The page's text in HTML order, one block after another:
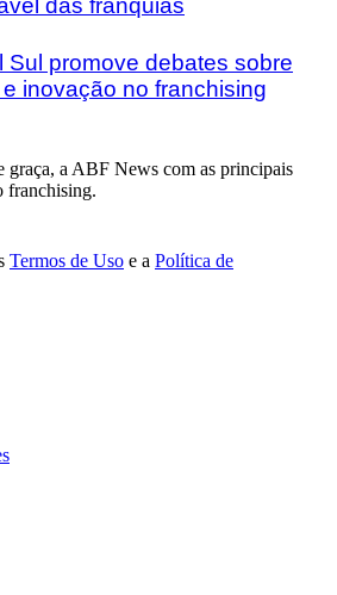
Sul promove debates sobre
inovação no franchising
graça, a ABF News com as principais
franchising.
Termos de Uso e a Política de